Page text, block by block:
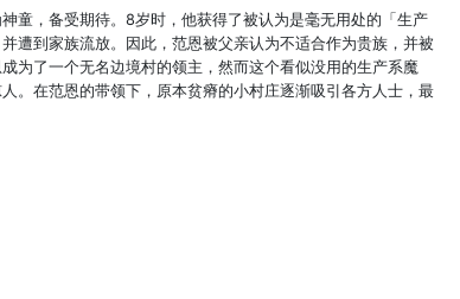
童，备受期待。8岁时，他获得了被认为是毫无用处的「生产
遭到家族流放。因此，范恩被父亲认为不适合作为贵族，并被
为了一个无名边境村的领主，然而这个看似没用的生产系魔
。在范恩的带领下，原本贫瘠的小村庄逐渐吸引各方人士，最